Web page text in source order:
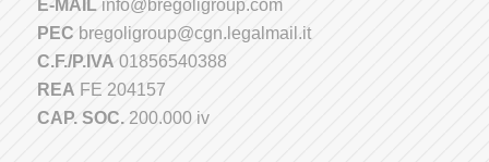
E-MAIL info@bregoligroup.com
PEC bregoligroup@cgn.legalmail.it
C.F./P.IVA 01856540388
REA FE 204157
CAP. SOC.200.000 iv